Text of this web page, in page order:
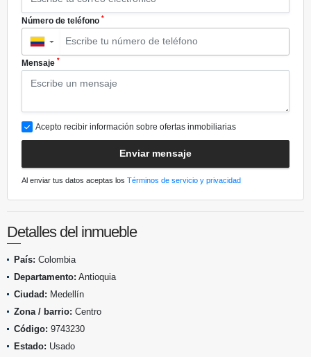
Número de teléfono *
▼
Mensaje *
Acepto recibir información sobre ofertas inmobiliarias
Enviar mensaje
Al enviar tus datos aceptas los Términos de servicio y privacidad
Detalles del inmueble
País: Colombia
Departamento: Antioquia
Ciudad: Medellín
Zona / barrio: Centro
Código: 9743230
Estado: Usado